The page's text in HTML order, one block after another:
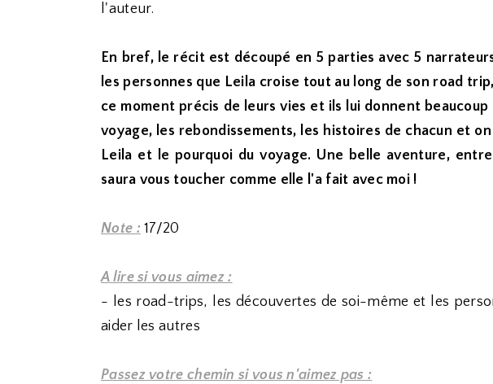
l'auteur.
En bref, le récit est découpé en 5 parties avec 5
les personnes que Leila croise tout au long de son road
ce moment précis de leurs vies et ils lui donnent
voyage, les rebondissements, les histoires de chacun et
Leila et le pourquoi du voyage. Une belle aventure,
saura vous toucher comme elle l'a fait avec moi !
Note : 17/20
A lire si vous aimez :
- les road-trips, les découvertes de soi-même et les
aider les autres
Passez votre chemin si vous n'aimez pas :